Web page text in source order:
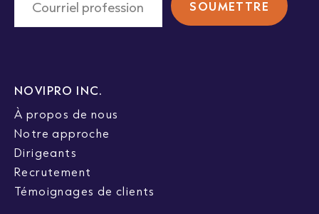
NOVIPRO INC.
À propos de nous
Notre approche
Dirigeants
Recrutement
Témoignages de clients